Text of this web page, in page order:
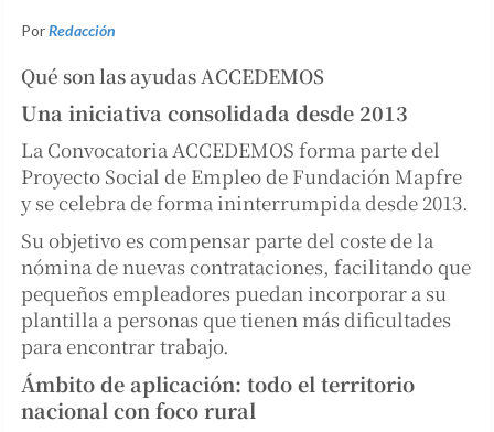
PorRedacción
Qué son las ayudas ACCEDEMOS
Una iniciativa consolidada desde 2013
La Convocatoria ACCEDEMOS forma parte del
Proyecto Social de Empleo de Fundación Mapfre
y se celebra de forma ininterrumpida desde 2013.
Su objetivo es compensar parte del coste de la
nómina de nuevas contrataciones, facilitando que
pequeños empleadores puedan incorporar a su
plantilla a personas que tienen más dificultades
para encontrar trabajo.
Ámbito de aplicación: todo el territorio
nacional con foco rural